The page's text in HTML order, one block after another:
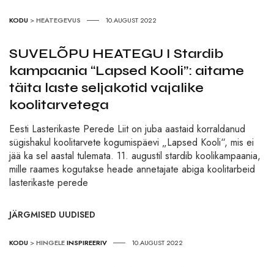
KODU >HEATEGEVUS 10.AUGUST 2022
SUVELÕPU HEATEGU I Stardib
kampaania “Lapsed Kooli”: aitame
täita laste seljakotid vajalike
koolitarvetega
Eesti Lasterikaste Perede Liit on juba aastaid korraldanud
sügishakul koolitarvete kogumispäevi „Lapsed Kooli“, mis ei
jää ka sel aastal tulemata. 11. augustil stardib koolikampaania,
mille raames kogutakse heade annetajate abiga koolitarbeid
lasterikaste perede
JÄRGMISED UUDISED
KODU >HINGELEINSPIREERIV 10.AUGUST 2022